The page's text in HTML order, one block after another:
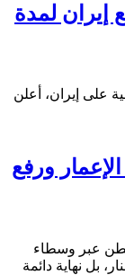
إيران لمدة
على إيران، أعلن
ورفع
عبر وسطاء
بل نهاية دائمة